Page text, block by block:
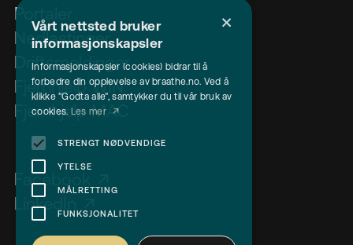
Portaler
Nedlastinger
Driftsmeldinger
Fjernhjelp WIN
Fjernhjelp MAC
Facebook
LinkedIn
×
Vårt nettsted bruker
informasjonskapsler
Informasjonskapsler (cookies) bidrar til å
forbedre din opplevelse av braathe.no. Ved å
klikke "Godta alle", samtykker du til vår bruk av
cookies. Les mer
STRENGT NØDVENDIGE
YTELSE
MÅLRETTING
FUNKSJONALITET